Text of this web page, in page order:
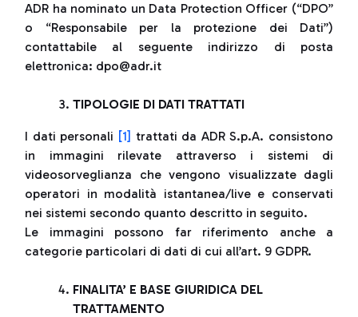
ADR ha nominato un Data Protection Officer (“DPO”
o “Responsabile per la protezione dei Dati”)
contattabile al seguente indirizzo di posta
elettronica: dpo@adr.it
TIPOLOGIE DI DATI TRATTATI
I dati personali [1] trattati da ADR S.p.A. consistono
in immagini rilevate attraverso i sistemi di
videosorveglianza che vengono visualizzate dagli
operatori in modalità istantanea/live e conservati
nei sistemi secondo quanto descritto in seguito.
Le immagini possono far riferimento anche a
categorie particolari di dati di cui all’art. 9 GDPR.
FINALITA’ E BASE GIURIDICA DEL
TRATTAMENTO